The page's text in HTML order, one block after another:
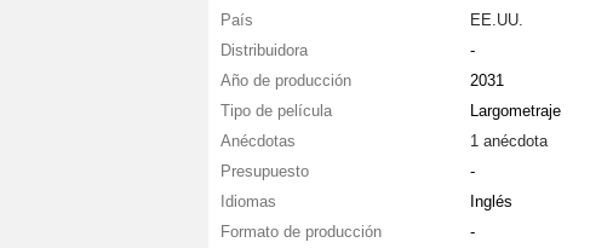
País
EE.UU.
Distribuidora
-
Año de producción
2031
Tipo de película
Largometraje
Anécdotas
1 anécdota
Presupuesto
-
Idiomas
Inglés
Formato de producción
-